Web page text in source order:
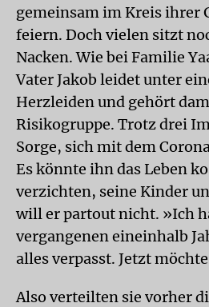
gemeinsam im Kreis ihrer
feiern. Doch vielen sitzt
Nacken. Wie bei Familie
Vater Jakob leidet unter
Herzleiden und gehört
Risikogruppe. Trotz drei
Sorge, sich mit dem
Es könnte ihn das Leben
verzichten, seine Kinder
will er partout nicht. »Ich
vergangenen eineinhalb
alles verpasst. Jetzt
Also verteilten sie vorher